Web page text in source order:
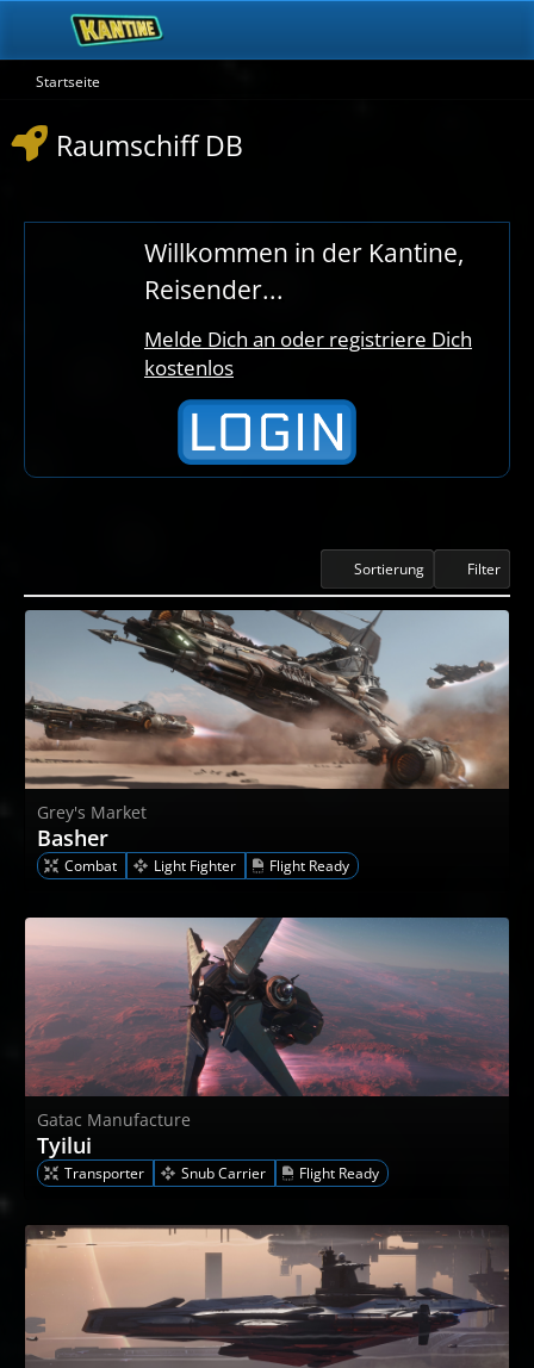
Startseite
Raumschiff DB
Willkommen in der Kantine,
Reisender...
Melde Dich an oder registriere Dich
kostenlos
Sortierung Filter
Grey's Market
Basher
Combat Light Fighter Flight Ready
Gatac Manufacture
Tyilui
Transporter Snub Carrier Flight Ready